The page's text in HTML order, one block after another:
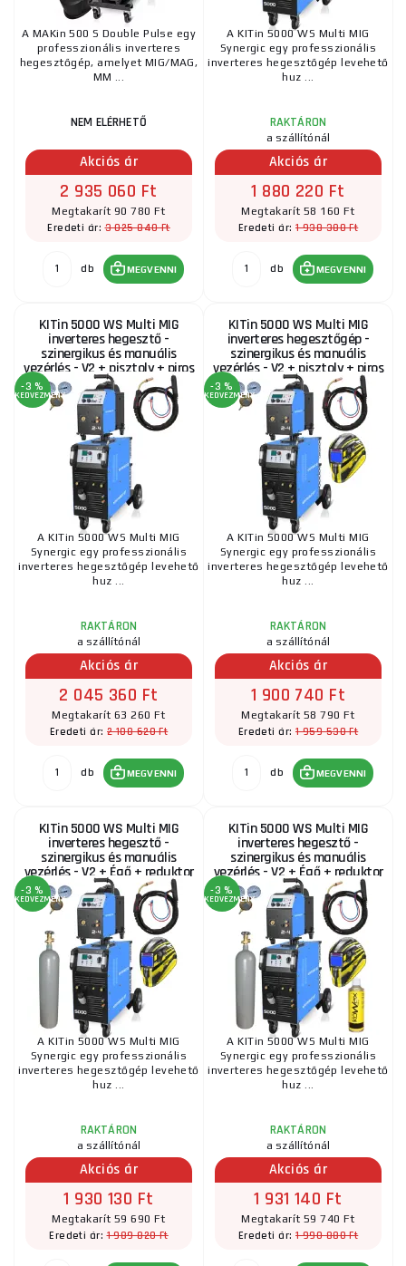
A MAKin 500 S Double Pulse egy
professzionális inverteres
hegesztőgép, amelyet MIG/MAG,
MM ...
NEM ELÉRHETŐ
Akciós ár
2 935 060 Ft
Megtakarít 90 780 Ft
Eredeti ár:3 025 840 Ft
db MEGVENNI
A KITin 5000 WS Multi MIG
Synergic egy professzionális
inverteres hegesztőgép levehető
huz ...
RAKTÁRON
a szállítónál
Akciós ár
1 880 220 Ft
Megtakarít 58 160 Ft
Eredeti ár: 1 938 380 Ft
db MEGVENNI
KITin 5000 WS Multi MIG
inverteres hegesztő -
szinergikus és manuális
vezérlés - V2 + pisztoly + piros
szelep
-3 %
KEDVEZMÉNY
A KITin 5000 WS Multi MIG
Synergic egy professzionális
inverteres hegesztőgép levehető
huz ...
RAKTÁRON
a szállítónál
Akciós ár
2 045 360 Ft
Megtakarít 63 260 Ft
Eredeti ár: 2 108 620 Ft
db MEGVENNI
KITin 5000 WS Multi MIG
inverteres hegesztőgép -
szinergikus és manuális
vezérlés - V2 + pisztoly + piros
szelep + sisak
-3 %
KEDVEZMÉNY
A KITin 5000 WS Multi MIG
Synergic egy professzionális
inverteres hegesztőgép levehető
huz ...
RAKTÁRON
a szállítónál
Akciós ár
1 900 740 Ft
Megtakarít 58 790 Ft
Eredeti ár: 1 959 530 Ft
db MEGVENNI
KITin 5000 WS Multi MIG
inverteres hegesztő -
szinergikus és manuális
vezérlés - V2 + Égő + reduktor
szelep + maszk +...
-3 %
KEDVEZMÉNY
A KITin 5000 WS Multi MIG
Synergic egy professzionális
inverteres hegesztőgép levehető
huz ...
RAKTÁRON
a szállítónál
Akciós ár
1 930 130 Ft
Megtakarít 59 690 Ft
Eredeti ár:1 989 820 Ft
KITin 5000 WS Multi MIG
inverteres hegesztő -
szinergikus és manuális
vezérlés - V2 + Égő + reduktor
+ maszk + CO2...
-3 %
KEDVEZMÉNY
A KITin 5000 WS Multi MIG
Synergic egy professzionális
inverteres hegesztőgép levehető
huz ...
RAKTÁRON
a szállítónál
Akciós ár
1 931 140 Ft
Megtakarít 59 740 Ft
Eredeti ár: 1 990 880 Ft